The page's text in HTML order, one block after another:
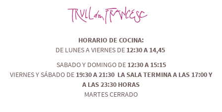
HORARIO DE COCINA:
DE LUNES A VIERNES DE 12:30 A 14,45
SABADO Y DOMINGO DE12:30 A 15:15
VIERNES Y SÁBADO DE 19:30 A 21:30 LA SALA TERMINA A LAS 17:00 Y
A LAS 23:30 HORAS
MARTES CERRADO